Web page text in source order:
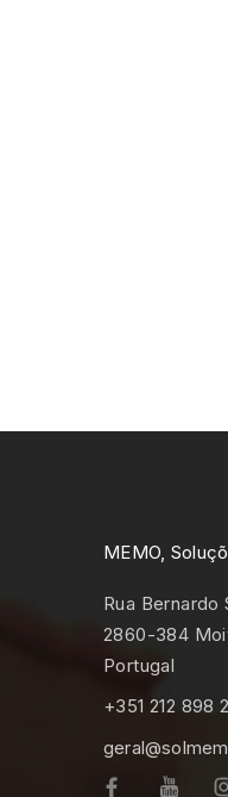
MEMO,
Rua Bernardo
2860-384
Portugal
+351 212 898